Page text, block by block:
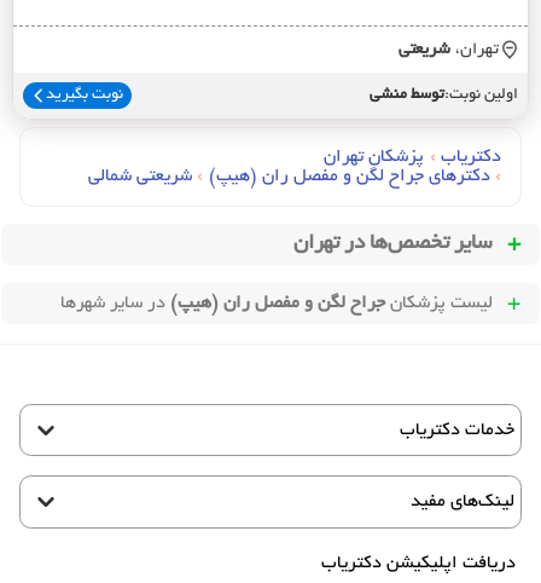
تهران، شريعتي
اولین نوبت:توسط منشی نوبت بگیرید
دکتریاب › پزشکان تهران
› دکترهای جراح لگن و مفصل ران (هيپ) › شریعتی شمالی
سایر تخصص‌ها درتهران
لیست پزشکانجراح لگن و مفصل ران (هیپ) در سایر شهرها
خدمات دکتریاب
لینک‌های مفید
دریافت اپلیکیشن دکتریاب